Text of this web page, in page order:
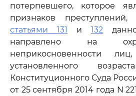
потерпевшего, которое
признаков преступлений,
статьями 131
и 132
направлено на
неприкосновенности
установленного
Конституционного Суда
от 25 сентября 2014 года N